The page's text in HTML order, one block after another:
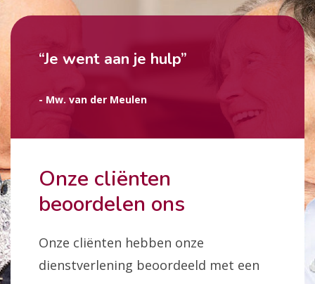
Onze cliënten
beoordelen ons
Onze cliënten hebben onze
dienstverlening beoordeeld met een
“Je went aan je hulp”
- Mw. van der Meulen